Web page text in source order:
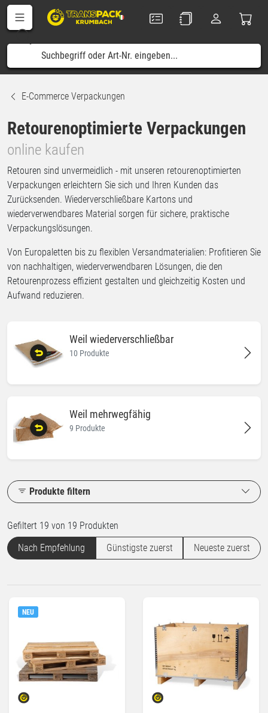
E-Commerce Verpackungen
Retourenoptimierte Verpackungen
online kaufen
Retouren sind unvermeidlich - mit unseren retourenoptimierten
Verpackungen erleichtern Sie sich und Ihren Kunden das
Zurücksenden. Wiederverschließbare Kartons und
wiederverwendbares Material sorgen für sichere, praktische
Verpackungslösungen.
Von Europaletten bis zu flexiblen Versandmaterialien: Profitieren Sie
von nachhaltigen, wiederverwendbaren Lösungen, die den
Retourenprozess effizient gestalten und gleichzeitig Kosten und
Aufwand reduzieren.
Weil wiederverschließbar
10 Produkte
Weil mehrwegfähig
9 Produkte
Produkte filtern
Gefiltert 19 von 19 Produkten
Nach Empfehlung
Günstigste zuerst Neueste zuerst
NEU